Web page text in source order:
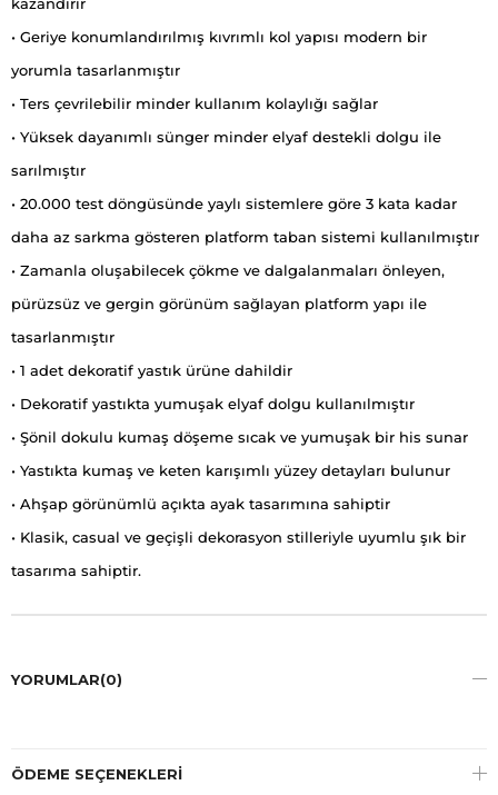
kazandırır
• Geriye konumlandırılmış kıvrımlı kol yapısı modern bir
yorumla tasarlanmıştır
• Ters çevrilebilir minder kullanım kolaylığı sağlar
• Yüksek dayanımlı sünger minder elyaf destekli dolgu ile
sarılmıştır
• 20.000 test döngüsünde yaylı sistemlere göre 3 kata kadar
daha az sarkma gösteren platform taban sistemi kullanılmıştır
• Zamanla oluşabilecek çökme ve dalgalanmaları önleyen,
pürüzsüz ve gergin görünüm sağlayan platform yapı ile
tasarlanmıştır
• 1 adet dekoratif yastık ürüne dahildir
• Dekoratif yastıkta yumuşak elyaf dolgu kullanılmıştır
• Şönil dokulu kumaş döşeme sıcak ve yumuşak bir his sunar
• Yastıkta kumaş ve keten karışımlı yüzey detayları bulunur
• Ahşap görünümlü açıkta ayak tasarımına sahiptir
• Klasik, casual ve geçişli dekorasyon stilleriyle uyumlu şık bir
tasarıma sahiptir.
YORUMLAR(0)
ÖDEME SEÇENEKLERI